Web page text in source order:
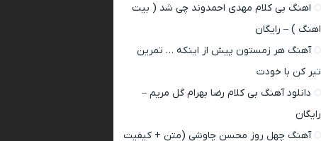
اهنگ بی کلام مهدی احمدوند چی شد ( بیت
اهنگ ) – رایگان
آهنگ هر زمستون پیش از اینکه … تمرین
تبر کن با خودت
دانلود آهنگ بی کلام رضا بهرام گل مریم –
رایگان
آهنگ چهل روز محسن چاوشی (متن + کیفیت